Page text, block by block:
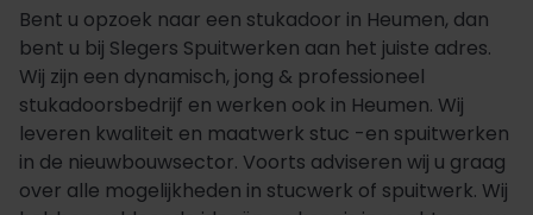
Bent u opzoek naar een stukadoor in Heumen, dan
bent u bij Slegers Spuitwerken aan het juiste adres.
Wij zijn een dynamisch, jong & professioneel
stukadoorsbedrijf en werken ook in Heumen. Wij
leveren kwaliteit en maatwerk stuc -en spuitwerken
in de nieuwbouwsector. Voorts adviseren wij u graag
over alle mogelijkheden in stucwerk of spuitwerk. Wij